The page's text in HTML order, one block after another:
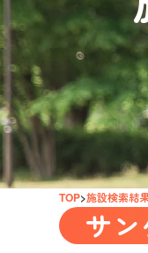
TOP 施設検索結
サ